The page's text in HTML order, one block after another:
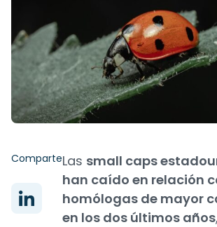
ComparteLas small caps
han caído en relación
homólogas de mayor
en los dos últimos años